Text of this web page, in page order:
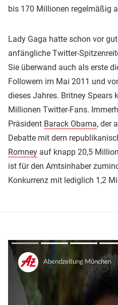
bis 170 Millionen regelmäßig
Lady Gaga hatte schon vor
anfängliche Twitter-
Sie überwand auch als erste
Followern im Mai 2011 und
dieses Jahres. Britney Spears
Millionen Twitter-Fans.
Präsident Barack Obama, der
Debatte mit dem
Romney auf knapp 20,5
ist für den Amtsinhaber
Konkurrenz mit lediglich 1,2